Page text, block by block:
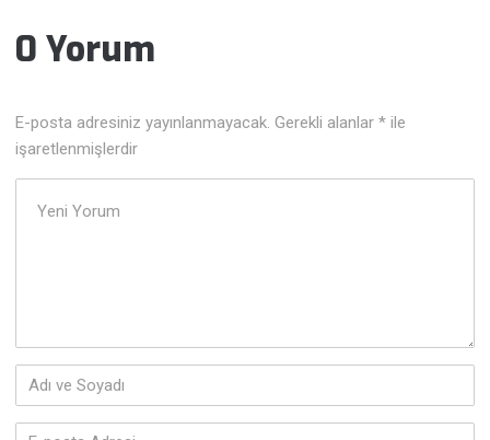
0 Yorum
E-posta adresiniz yayınlanmayacak. Gerekli alanlar* ile
işaretlenmişlerdir
Adı
ve
Soyadı*
E-